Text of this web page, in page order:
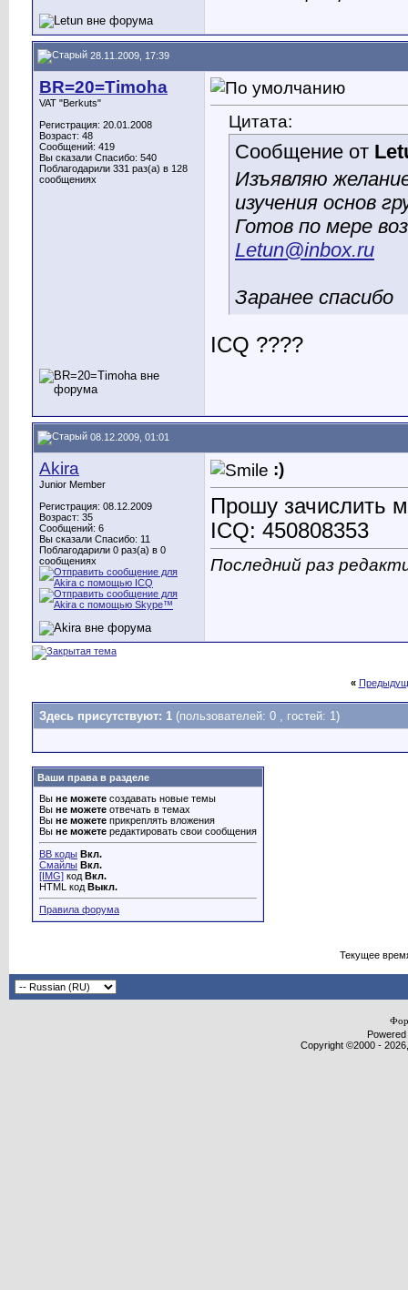
28.11.2009, 17:39
BR=20=Timoha
VAT "Berkuts"
Регистрация: 20.01.2008
Возраст: 48
Сообщений: 419
Вы сказали Спасибо: 540
Поблагодарили 331 раз(а) в 128
сообщениях
Цитата:
Сообщение от
Изъявляю
изучения основ
Готов по мере
Letun@inbox.ru
Заранее спасибо
ICQ ????
08.12.2009, 01:01
Akira
Junior Member
Регистрация: 08.12.2009
Возраст: 35
Сообщений: 6
Вы сказали Спасибо: 11
Поблагодарили 0 раз(а) в 0
сообщениях
:)
Прошу зачислить
ICQ: 450808353
Последний раз
«
Здесь присутствуют: 1 (пользователей: 0 , гостей: 1)
Ваши права в разделе
Вы не можете создавать новые темы
Вы не можете отвечать в темах
Вы не можете прикреплять вложения
Вы не можете редактировать свои сообщения
BB коды Вкл.
Смайлы Вкл.
[IMG] код Вкл.
HTML код Выкл.
Правила форума
Текущее
Copyright ©2000 -